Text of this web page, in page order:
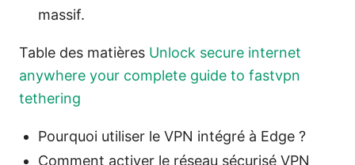
massif.
Table des matières Unlock secure internet
anywhere your complete guide to fastvpn
tethering
Pourquoi utiliser le VPN intégré à Edge ?
Comment activer le réseau sécurisé VPN